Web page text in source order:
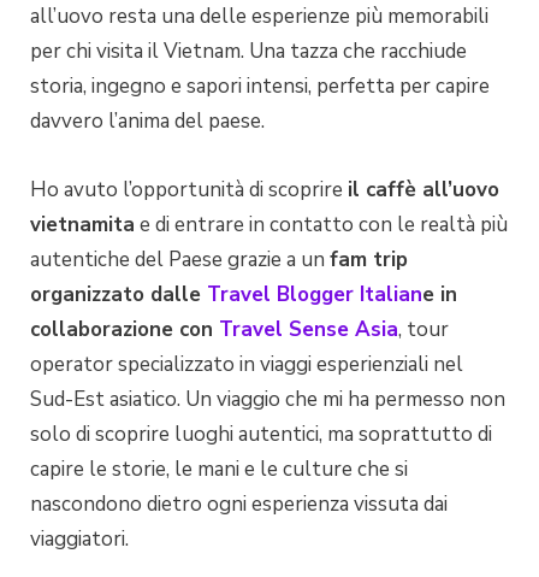
all’uovo resta una delle esperienze più memorabili
per chi visita il Vietnam. Una tazza che racchiude
storia, ingegno e sapori intensi, perfetta per capire
davvero l’anima del paese.
Ho avuto l’opportunità di scoprire il caffè all’uovo
vietnamita e di entrare in contatto con le realtà più
autentiche del Paese grazie a un fam trip
organizzato dalle Travel Blogger Italiane in
collaborazione con Travel Sense Asia, tour
operator specializzato in viaggi esperienziali nel
Sud-Est asiatico. Un viaggio che mi ha permesso non
solo di scoprire luoghi autentici, ma soprattutto di
capire le storie, le mani e le culture che si
nascondono dietro ogni esperienza vissuta dai
viaggiatori.